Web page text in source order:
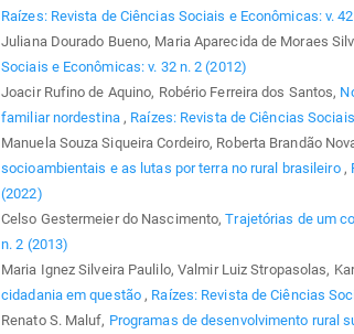
Raízes: Revista de Ciências Sociais e Econômicas: v.
Juliana Dourado Bueno, Maria Aparecida de Moraes
Sociais e Econômicas: v. 32 n. 2 (2012)
Joacir Rufino de Aquino, Robério Ferreira dos Santos,
familiar nordestina , Raízes: Revista de Ciências
Manuela Souza Siqueira Cordeiro, Roberta Brandão
socioambientais e as lutas por terra no rural brasileiro ,
(2022)
Celso Gestermeier do Nascimento,Trajetórias de um
n. 2 (2013)
Maria Ignez Silveira Paulilo, Valmir Luiz Stropasolas,
cidadania em questão, Raízes: Revista de Ciências
Renato S. Maluf, Programas de desenvolvimento rural